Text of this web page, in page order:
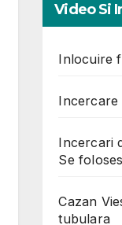
Video Si
Inlocuire
Incercare
Incercari
Se
Cazan
tubulara